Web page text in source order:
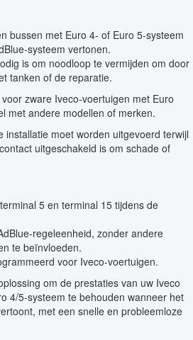
bussen met Euro 4- of Euro 5-systeem
systeem vertonen.
is om noodloop te vermijden om door
tanken of de reparatie.
zware Iveco-voertuigen met Euro
met andere modellen of merken.
installatie moet worden uitgevoerd terwijl
uitgeschakeld is om schade of
5 en terminal 15 tijdens de
regeleenheid, zonder andere
te beïnvloeden.
voor Iveco-voertuigen.
om de prestaties van uw Iveco
4/5-systeem te behouden wanneer het
met een snelle en probleemloze